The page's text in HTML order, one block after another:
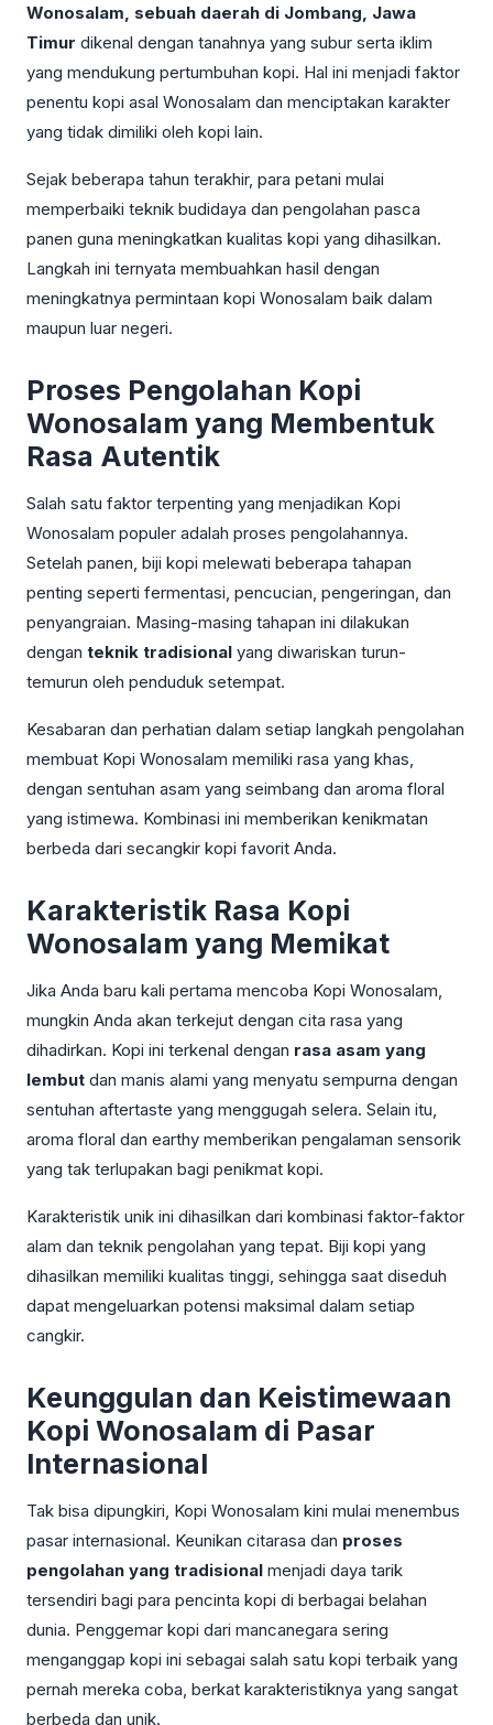
Wonosalam, sebuah daerah di Jombang, Jawa
Timur dikenal dengan tanahnya yang subur serta iklim
yang mendukung pertumbuhan kopi. Hal ini menjadi faktor
penentu kopi asal Wonosalam dan menciptakan karakter
yang tidak dimiliki oleh kopi lain.
Sejak beberapa tahun terakhir, para petani mulai
memperbaiki teknik budidaya dan pengolahan pasca
panen guna meningkatkan kualitas kopi yang dihasilkan.
Langkah ini ternyata membuahkan hasil dengan
meningkatnya permintaan kopi Wonosalam baik dalam
maupun luar negeri.
Proses Pengolahan Kopi
Wonosalam yang Membentuk
Rasa Autentik
Salah satu faktor terpenting yang menjadikan Kopi
Wonosalam populer adalah proses pengolahannya.
Setelah panen, biji kopi melewati beberapa tahapan
penting seperti fermentasi, pencucian, pengeringan, dan
penyangraian. Masing-masing tahapan ini dilakukan
dengan teknik tradisional yang diwariskan turun-
temurun oleh penduduk setempat.
Kesabaran dan perhatian dalam setiap langkah pengolahan
membuat Kopi Wonosalam memiliki rasa yang khas,
dengan sentuhan asam yang seimbang dan aroma floral
yang istimewa. Kombinasi ini memberikan kenikmatan
berbeda dari secangkir kopi favorit Anda.
Karakteristik Rasa Kopi
Wonosalam yang Memikat
Jika Anda baru kali pertama mencoba Kopi Wonosalam,
mungkin Anda akan terkejut dengan cita rasa yang
dihadirkan. Kopi ini terkenal dengan rasa asam yang
lembut dan manis alami yang menyatu sempurna dengan
sentuhan aftertaste yang menggugah selera. Selain itu,
aroma floral dan earthy memberikan pengalaman sensorik
yang tak terlupakan bagi penikmat kopi.
Karakteristik unik ini dihasilkan dari kombinasi faktor-faktor
alam dan teknik pengolahan yang tepat. Biji kopi yang
dihasilkan memiliki kualitas tinggi, sehingga saat diseduh
dapat mengeluarkan potensi maksimal dalam setiap
cangkir.
Keunggulan dan Keistimewaan
Kopi Wonosalam di Pasar
Internasional
Tak bisa dipungkiri, Kopi Wonosalam kini mulai menembus
pasar internasional. Keunikan citarasa dan proses
pengolahan yang tradisional menjadi daya tarik
tersendiri bagi para pencinta kopi di berbagai belahan
dunia. Penggemar kopi dari mancanegara sering
menganggap kopi ini sebagai salah satu kopi terbaik yang
pernah mereka coba, berkat karakteristiknya yang sangat
berbeda dan unik.